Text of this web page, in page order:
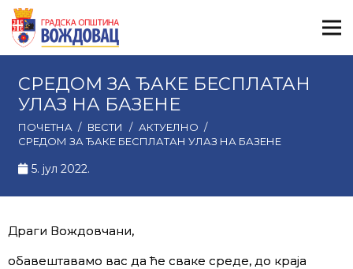
СРЕДОМ ЗА ЂАКЕ БЕСПЛАТАН
УЛАЗ НА БАЗЕНЕ
ПОЧЕТНА / ВЕСТИ / АКТУЕЛНО /
СРЕДОМ ЗА ЂАКЕ БЕСПЛАТАН УЛАЗ НА БАЗЕНЕ
5. јул 2022.
Драги Вождовчани,
обавештавамо вас да ће сваке среде, до краја